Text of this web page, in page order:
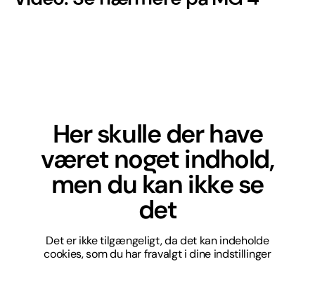
Her skulle der have
været noget indhold,
men du kan ikke se
det
Det er ikke tilgængeligt, da det kan indeholde
cookies, som du har fravalgt i dine indstillinger